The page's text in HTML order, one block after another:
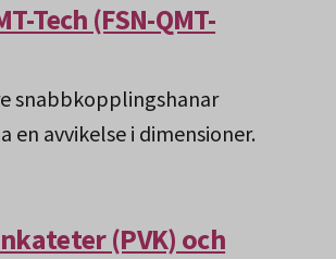
Tech (FSN-QMT-
snabbkopplingshanar
en avvikelse i dimensioner.
(PVK) och